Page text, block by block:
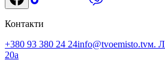
Контакти
+380 93 380 24 24info@tvoemisto.tvм.
20а